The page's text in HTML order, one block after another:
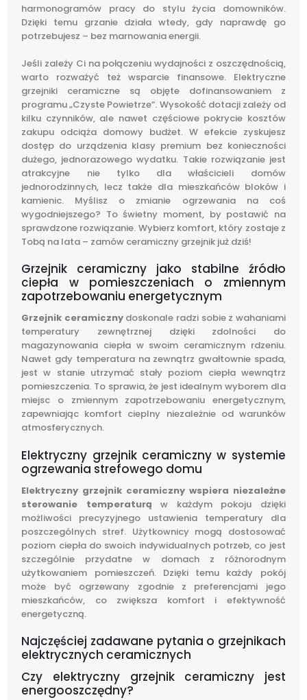
harmonogramów pracy do stylu życia domowników.
Dzięki temu grzanie działa wtedy, gdy naprawdę go
potrzebujesz – bez marnowania energii.
Jeśli zależy Ci na połączeniu wydajności z oszczędnością,
warto rozważyć też wsparcie finansowe. Elektryczne
grzejniki ceramiczne są objęte dofinansowaniem z
programu „Czyste Powietrze”. Wysokość dotacji zależy od
kilku czynników, ale nawet częściowe pokrycie kosztów
zakupu odciąża domowy budżet. W efekcie zyskujesz
dostęp do urządzenia klasy premium bez konieczności
dużego, jednorazowego wydatku. Takie rozwiązanie jest
atrakcyjne nie tylko dla właścicieli domów
jednorodzinnych, lecz także dla mieszkańców bloków i
kamienic. Myślisz o zmianie ogrzewania na coś
wygodniejszego? To świetny moment, by postawić na
sprawdzone rozwiązanie. Wybierz komfort, który zostaje z
Tobą na lata – zamów ceramiczny grzejnik już dziś!
Grzejnik ceramiczny jako stabilne źródło
ciepła w pomieszczeniach o zmiennym
zapotrzebowaniu energetycznym
Grzejnik ceramicznydoskonale radzi sobie z wahaniami
temperatury zewnętrznej dzięki zdolności do
magazynowania ciepła w swoim ceramicznym rdzeniu.
Nawet gdy temperatura na zewnątrz gwałtownie spada,
jest w stanie utrzymać stały poziom ciepła wewnątrz
pomieszczenia. To sprawia, że jest idealnym wyborem dla
miejsc o zmiennym zapotrzebowaniu energetycznym,
zapewniając komfort cieplny niezależnie od warunków
atmosferycznych.
Elektryczny grzejnik ceramiczny w systemie
ogrzewania strefowego domu
Elektryczny grzejnik ceramiczny wspiera niezależne
sterowanie temperaturą w każdym pokoju dzięki
możliwości precyzyjnego ustawienia temperatury dla
poszczególnych stref. Użytkownicy mogą dostosować
poziom ciepła do swoich indywidualnych potrzeb, co jest
szczególnie przydatne w domach z różnorodnym
użytkowaniem pomieszczeń. Dzięki temu każdy pokój
może być ogrzewany zgodnie z preferencjami jego
mieszkańców, co zwiększa komfort i efektywność
energetyczną.
Najczęściej zadawane pytania o grzejnikach
elektrycznych ceramicznych
Czy elektryczny grzejnik ceramiczny jest
energooszczędny?